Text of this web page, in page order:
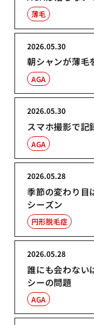
薄毛
朝シャンが薄毛
2026.05.30
AGA
スマホ撮影で記
2026.05.30
AGA
季節の変わり目
シーズン
2026.05.28
円形脱毛症
誰にも会わない
シーの問題
2026.05.28
AGA